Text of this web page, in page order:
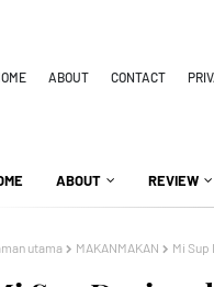
ABOUT CONTACT
ABOUT REVIEW
utama MAKANMAKAN Mi Sup